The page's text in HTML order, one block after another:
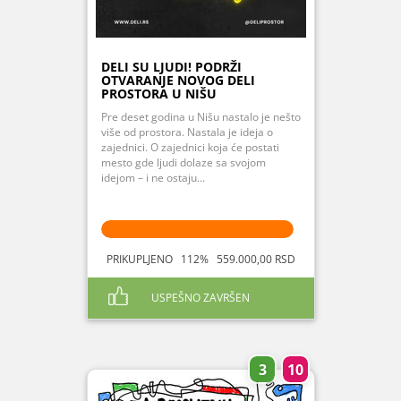
DELI SU LJUDI! PODRŽI
OTVARANJE NOVOG DELI
PROSTORA U NIŠU
Pre deset godina u Nišu nastalo je nešto
više od prostora. Nastala je ideja o
zajednici. O zajednici koja će postati
mesto gde ljudi dolaze sa svojom
idejom – i ne ostaju...
PRIKUPLJENO 112% 559.000,00 RSD
USPEŠNO ZAVRŠEN
3 10